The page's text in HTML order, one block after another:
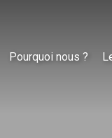
Pourquoi nous ?